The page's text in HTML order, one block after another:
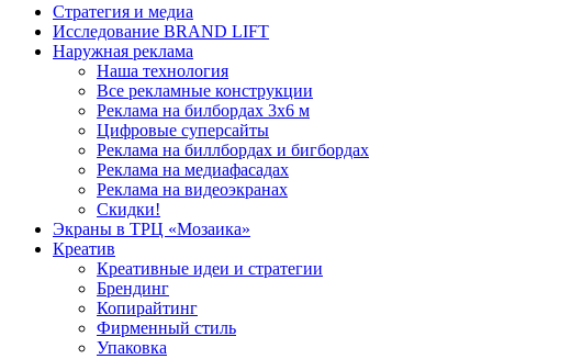
Стратегия и медиа
Исследование BRAND LIFT
Наружная реклама
Наша технология
Все рекламные конструкции
Реклама на билбордах 3х6 м
Цифровые суперсайты
Реклама на биллбордах и бигбордах
Реклама на медиафасадах
Реклама на видеоэкранах
Скидки!
Экраны в ТРЦ «Мозаика»
Креатив
Креативные идеи и стратегии
Брендинг
Копирайтинг
Фирменный стиль
Упаковка